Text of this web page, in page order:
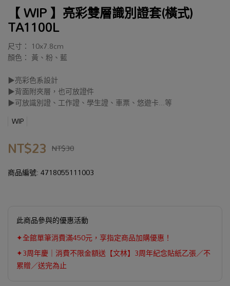
【 WIP 】亮彩雙層識別證套(橫式)
TA1100L
尺寸： 10x7.8cm
顏色： 黃、粉、藍
▶亮彩色系設計
▶背面附夾層，也可放證件
▶可放識別證、工作證、學生證、車票、悠遊卡...等
WIP
NT$23 NT$30
商品編號:4718055111003
此商品參與的優惠活動
✦全館單筆消費滿450元，享指定商品加購優惠！
✦3周年慶｜消費不限金額送【文林】3周年紀念貼紙乙張／不
累贈／送完為止